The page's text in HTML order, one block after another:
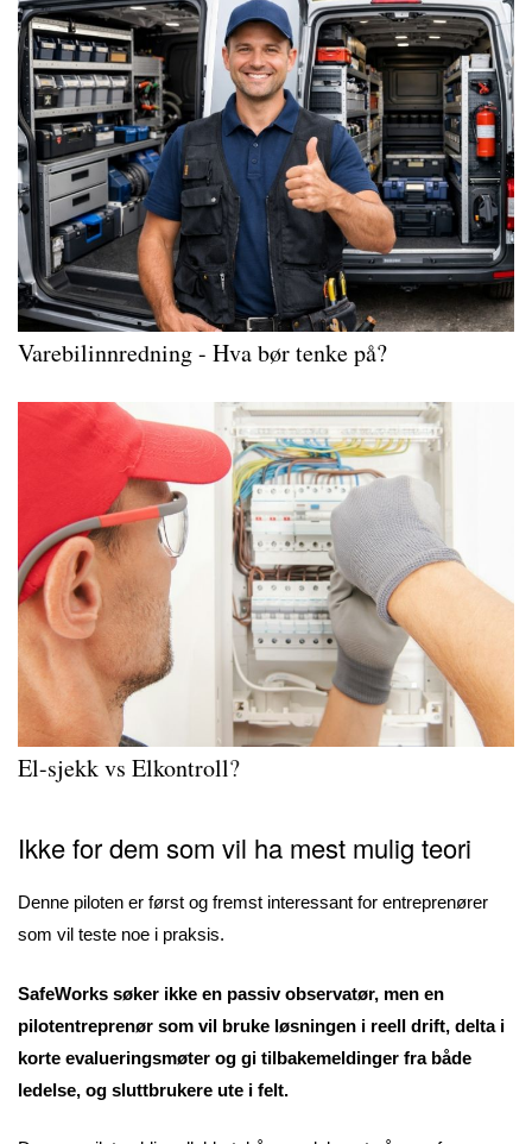
Varebilinnredning - Hva bør tenke på?
El-sjekk vs Elkontroll?
Ikke for dem som vil ha mest mulig teori
Denne piloten er først og fremst interessant for entreprenører
som vil teste noe i praksis.
SafeWorks søker ikke en passiv observatør, men en
pilotentreprenør som vil bruke løsningen i reell drift, delta i
korte evalueringsmøter og gi tilbakemeldinger fra både
ledelse, og sluttbrukere ute i felt.